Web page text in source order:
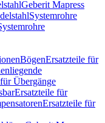
Geberit Mapress
Systemrohre
BögenErsatzteile für
Übergänge
Ersatzteile für
Ersatzteile für